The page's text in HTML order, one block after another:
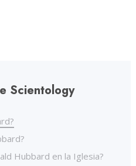
Scientology
Hubbard en la Iglesia?